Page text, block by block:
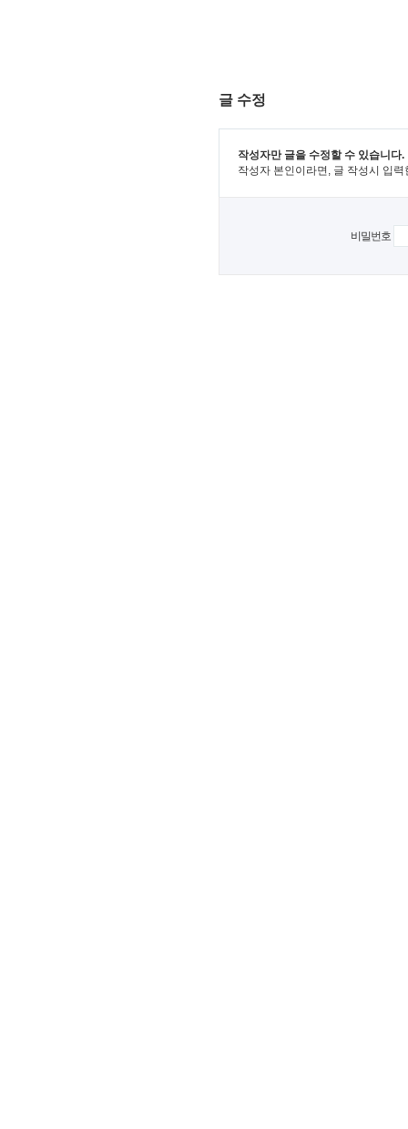
글 수정
작성자만 글을 수정할 수 있습니다.
작성자 본인이라면, 글 작성시 입
비밀번호